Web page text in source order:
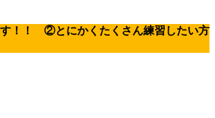
！！ ②とにかくたくさん練習したい方